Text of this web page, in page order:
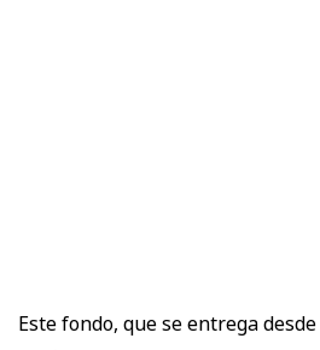
Este fondo, que se entrega